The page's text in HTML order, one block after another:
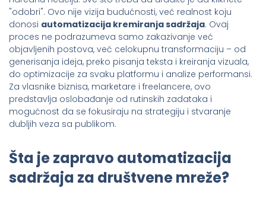
"odobri". Ovo nije vizija budućnosti, već realnost koju
donosi automatizacija kremiranja sadržaja. Ovaj
proces ne podrazumeva samo zakazivanje već
objavljenih postova, već celokupnu transformaciju – od
generisanja ideja, preko pisanja teksta i kreiranja vizuala,
do optimizacije za svaku platformu i analize performansi.
Za vlasnike biznisa, marketare i freelancere, ovo
predstavlja oslobađanje od rutinskih zadataka i
mogućnost da se fokusiraju na strategiju i stvaranje
dubljih veza sa publikom.
Šta je zapravo automatizacija
sadržaja za društvene mreže?